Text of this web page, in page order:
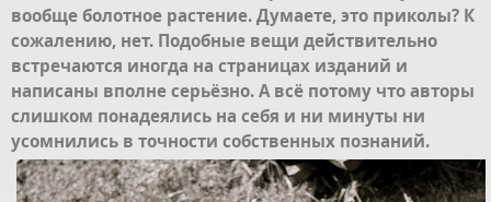
вообще болотное растение. Думаете, это приколы? К
сожалению, нет. Подобные вещи действительно
встречаются иногда на страницах изданий и
написаны вполне серьёзно. А всё потому что авторы
слишком понадеялись на себя и ни минуты ни
усомнились в точности собственных познаний.